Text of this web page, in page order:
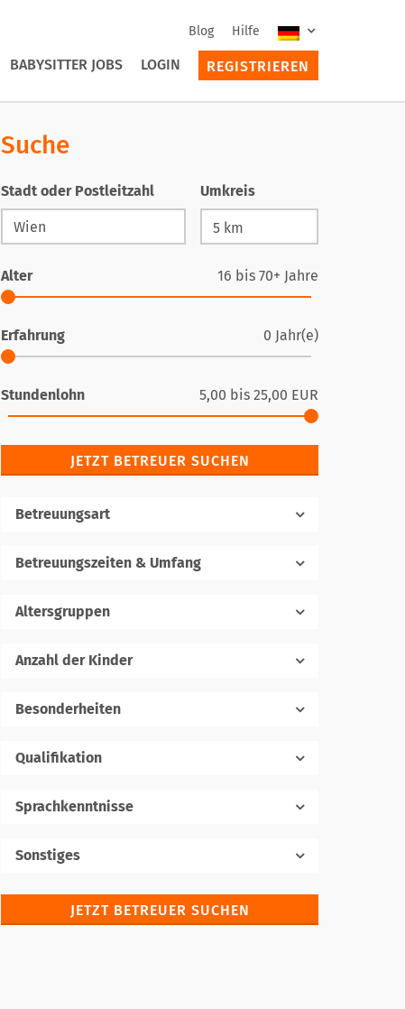
Blog Hilfe
BABYSITTER JOBS LOGIN REGISTRIEREN
Suche
Stadt oder Postleitzahl Umkreis
Alter 16 bis 70+ Jahre
Erfahrung 0 Jahr(e)
Stundenlohn 5,00 bis 25,00 EUR
JETZT BETREUER SUCHEN
Betreuungsart
Betreuungszeiten & Umfang
Altersgruppen
Anzahl der Kinder
Besonderheiten
Qualifikation
Sprachkenntnisse
Fremdsprachen
Sonstiges
JETZT BETREUER SUCHEN